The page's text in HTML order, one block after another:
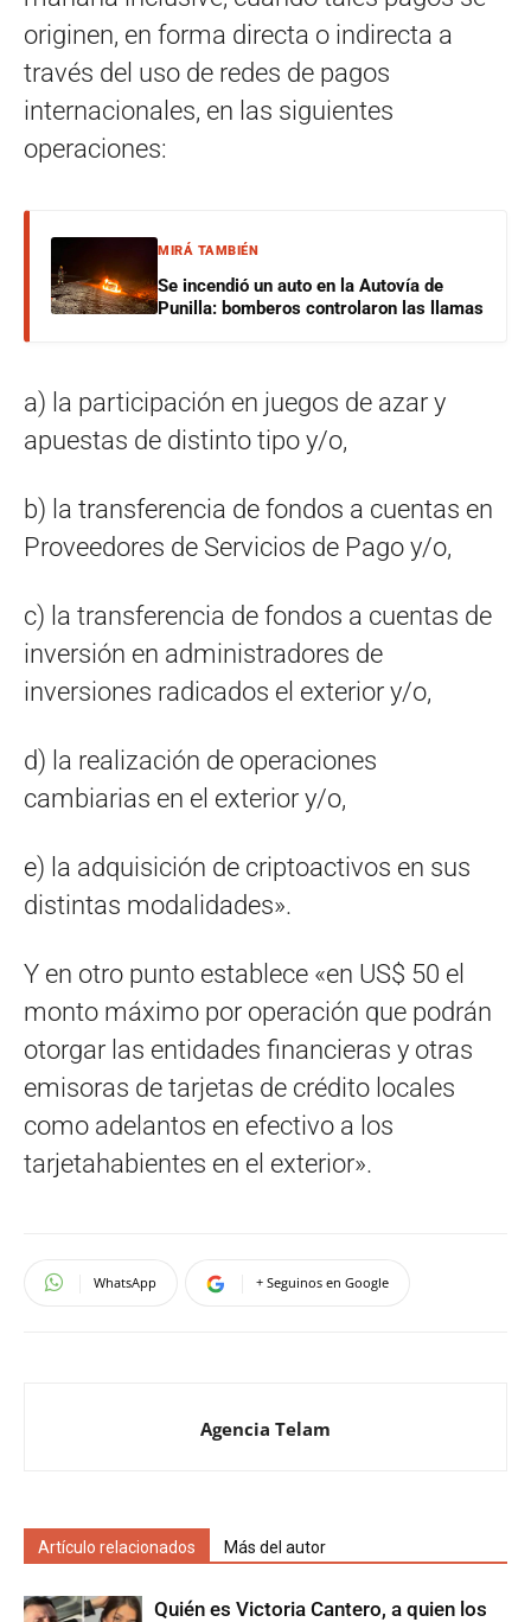
originen, en forma directa o indirecta a
través del uso de redes de pagos
internacionales, en las siguientes
operaciones:
MIRÁ TAMBIÉN
Se incendió un auto en la Autovía de
Punilla: bomberos controlaron las llamas
a) la participación en juegos de azar y
apuestas de distinto tipo y/o,
b) la transferencia de fondos a cuentas en
Proveedores de Servicios de Pago y/o,
c) la transferencia de fondos a cuentas de
inversión en administradores de
inversiones radicados el exterior y/o,
d) la realización de operaciones
cambiarias en el exterior y/o,
e) la adquisición de criptoactivos en sus
distintas modalidades».
Y en otro punto establece «en US$ 50 el
monto máximo por operación que podrán
otorgar las entidades financieras y otras
emisoras de tarjetas de crédito locales
como adelantos en efectivo a los
tarjetahabientes en el exterior».
WhatsApp + Seguinos en Google
Agencia Telam
Artículo relacionados Más del autor
Quién es Victoria Cantero, a quien los